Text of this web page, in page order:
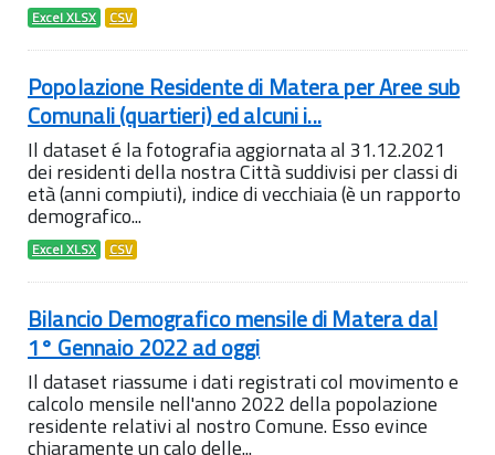
Excel XLSX CSV
Popolazione Residente di Matera per Aree sub
Comunali (quartieri) ed alcuni i...
Il dataset é la fotografia aggiornata al 31.12.2021
dei residenti della nostra Città suddivisi per classi di
età (anni compiuti), indice di vecchiaia (è un rapporto
demografico...
Excel XLSX CSV
Bilancio Demografico mensile di Matera dal
1° Gennaio 2022 ad oggi
Il dataset riassume i dati registrati col movimento e
calcolo mensile nell'anno 2022 della popolazione
residente relativi al nostro Comune. Esso evince
chiaramente un calo delle...